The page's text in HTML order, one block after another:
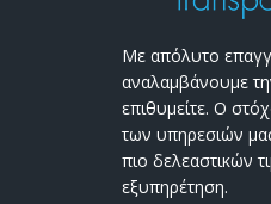
Με απόλυτο
αναλαμβάνουμε
επιθυμείτε. Ο
των υπηρεσιών
πιο δελεαστικών
εξυπηρέτηση.